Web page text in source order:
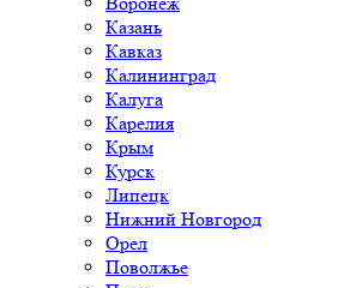
Казань
Кавказ
Калининград
Калуга
Карелия
Крым
Курск
Липецк
Нижний Новгород
Орел
Поволжье